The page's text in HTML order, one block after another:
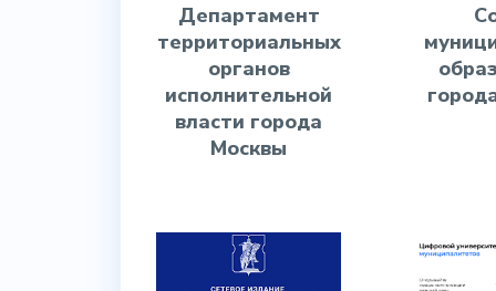
Департамент
территориальных
органов
исполнительной
власти города
Москвы